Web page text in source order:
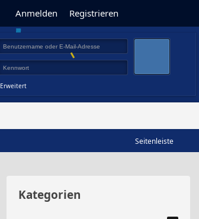
Anmelden Registrieren
Erweitert
Seitenleiste
Kategorien